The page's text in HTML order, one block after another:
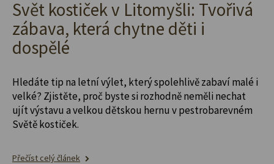
Svět kostiček v Litomyšli: Tvořivá
zábava, která chytne děti i
dospělé
Hledáte tip na letní výlet, který spolehlivě zabaví malé i
velké? Zjistěte, proč byste si rozhodně neměli nechat
ujít výstavu a velkou dětskou hernu v pestrobarevném
Světě kostiček.
Přečíst celý článek